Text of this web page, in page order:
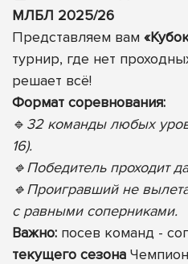
МЛБЛ 2025/26
Представляем вам
турнир, где нет
решает всё!
Формат соревнования:
🔹 32 команды любых
16).
🔹Победитель проходит
🔹Проигравший не
с равными соперниками.
Важно: посев команд -
текущего сезона